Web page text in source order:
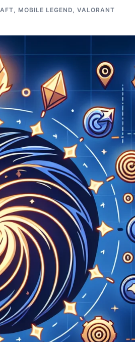
, MOBILE LEGEND, VALORANT